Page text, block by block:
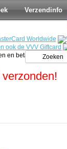
Verzendinfo